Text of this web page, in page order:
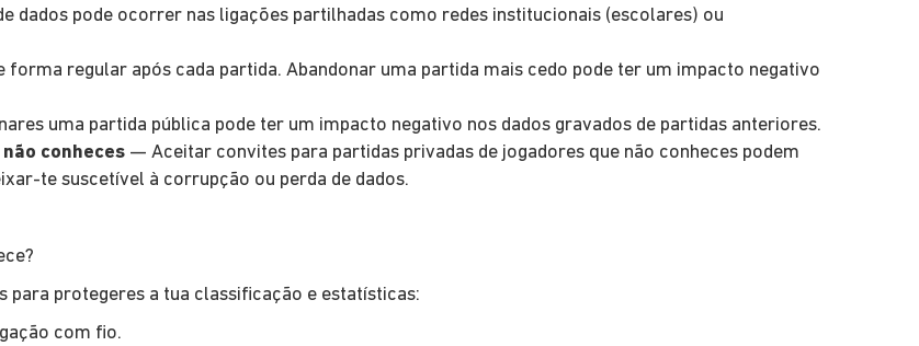
dados pode ocorrer nas ligações partilhadas como redes institucionais (escolares) ou
forma regular após cada partida. Abandonar uma partida mais cedo pode ter um impacto negativo
uma partida pública pode ter um impacto negativo nos dados gravados de partidas anteriores.
conheces — Aceitar convites para partidas privadas de jogadores que não conheces podem
te suscetível à corrupção ou perda de dados.
para protegeres a tua classificação e estatísticas:
com fio.